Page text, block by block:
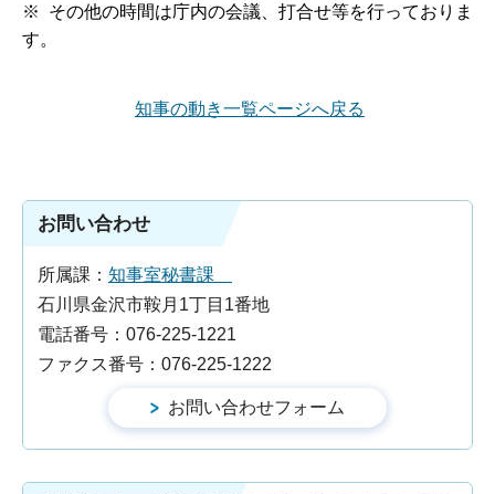
※ その他の時間は庁内の会議、打合せ等を行っておりま
す。
知事の動き一覧ページへ戻る
お問い合わせ
所属課： 知事室秘書課
石川県金沢市鞍月1丁目1番地
電話番号：076-225-1221
ファクス番号：076-225-1222